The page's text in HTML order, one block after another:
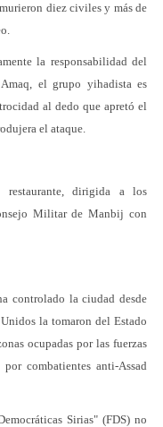
diez civiles y más de
la responsabilidad del
el grupo yihadista es
al dedo que apretó el
el ataque.
dirigida a los
Militar de Manbij con
controlado la ciudad desde
la tomaron del Estado
ocupadas por las fuerzas
combatientes anti-Assad
Sirias" (FDS) no